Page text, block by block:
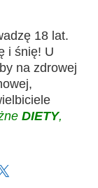
18 lat.
i śnię! U
na zdrowej
DIETY,